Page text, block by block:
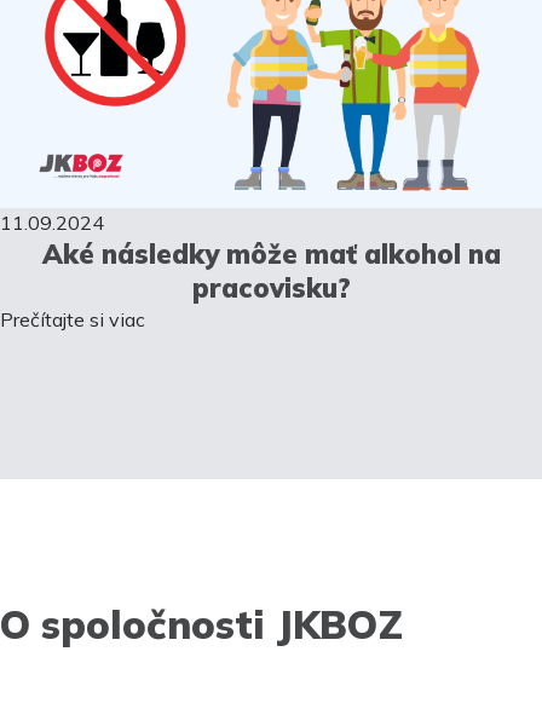
11.09.2024
Aké následky môže mať alkohol na
pracovisku?
Prečítajte si viac
O spoločnosti JKBOZ